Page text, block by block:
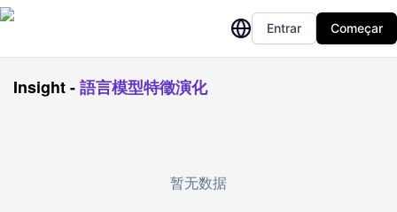
Entrar Começar
Insight-語言模型特徵演化
暂无数据